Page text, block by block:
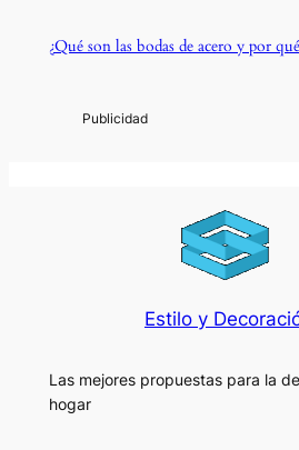
¿Qué son las bodas de acero y por
Estilo y
Las mejores propuestas para la
hogar